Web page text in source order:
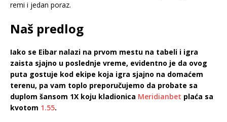
remi i jedan poraz.
Naš predlog
Iako se Eibar nalazi na prvom mestu na tabeli i igra
zaista sjajno u poslednje vreme, evidentno je da ovog
puta gostuje kod ekipe koja igra sjajno na domaćem
terenu, pa vam toplo preporučujemo da probate sa
duplom šansom 1X koju kladionica Meridianbet plaća sa
kvotom 1.55.